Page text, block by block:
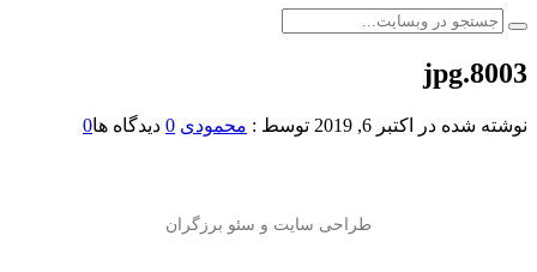
8003.jpg
نوشته شده در اکتبر 6, 2019 توسط : محمودی 0 دیدگاه ها0